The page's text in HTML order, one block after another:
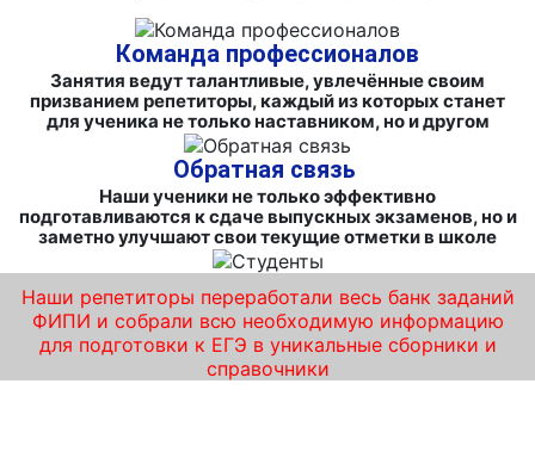
Команда профессионалов
Занятия ведут талантливые, увлечённые своим
призванием репетиторы, каждый из которых станет
для ученика не только наставником, но и другом
Обратная связь
Наши ученики не только эффективно
подготавливаются к сдаче выпускных экзаменов, но и
заметно улучшают свои текущие отметки в школе
Наши репетиторы переработали весь банк заданий
ФИПИ и собрали всю необходимую информацию
для подготовки к ЕГЭ в уникальные сборники и
справочники